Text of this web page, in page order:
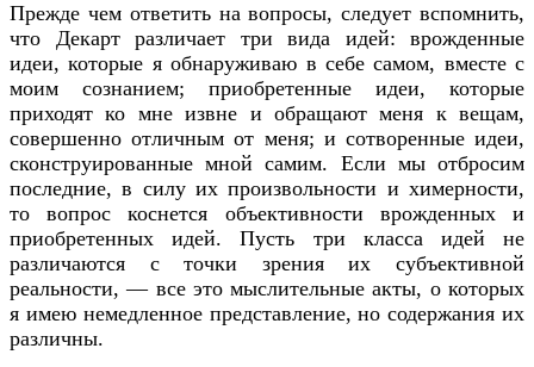
Прежде чем ответить на вопросы, следует вспомнить,
что Декарт различает три вида идей: врожденные
идеи, которые я обнаруживаю в себе самом, вместе с
моим сознанием; приобретенные идеи, которые
приходят ко мне извне и обращают меня к вещам,
совершенно отличным от меня; и сотворенные идеи,
сконструированные мной самим. Если мы отбросим
последние, в силу их произвольности и химерности,
то вопрос коснется объективности врожденных и
приобретенных идей. Пусть три класса идей не
различаются с точки зрения их субъективной
реальности, — все это мыслительные акты, о которых
я имею немедленное представление, но содержания их
различны.